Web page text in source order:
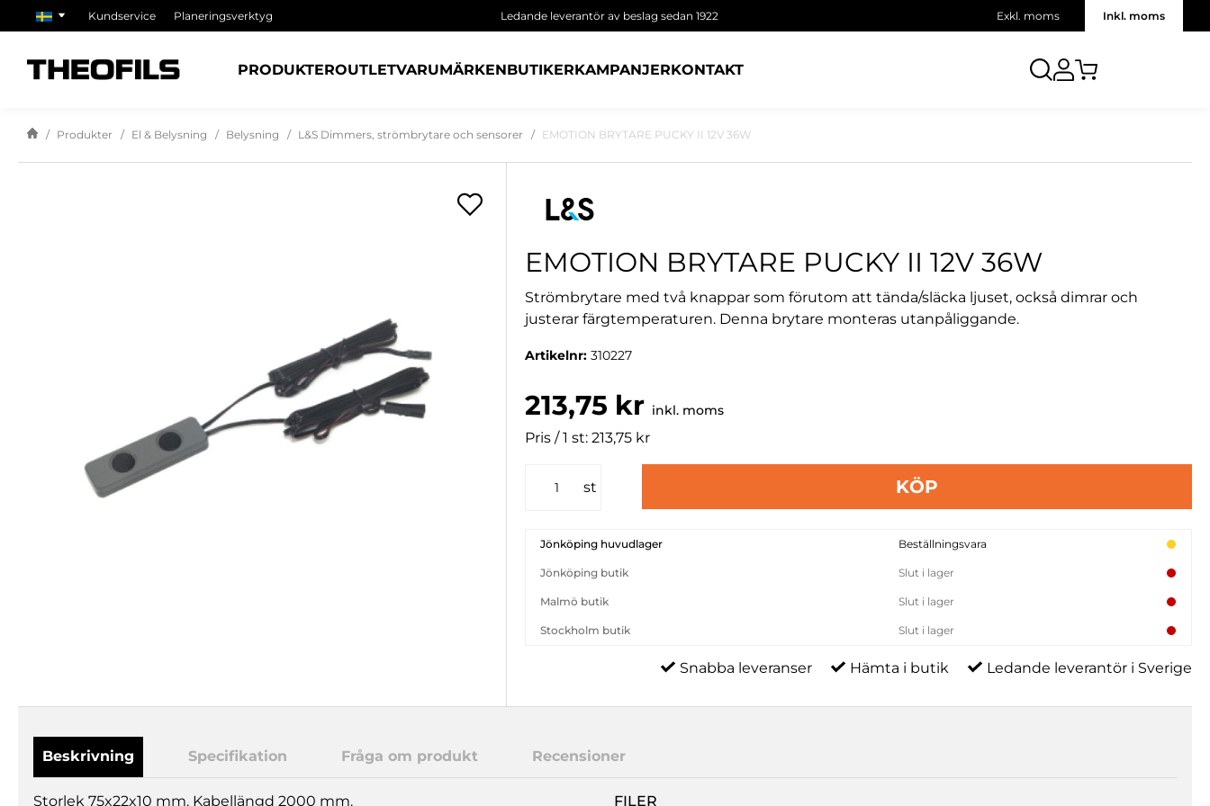
Kundservice Planeringsverktyg Ledande leverantör av beslag sedan 1922 Exkl. moms Inkl. moms
PRODUKTEROUTLETVARUMÄRKENBUTIKERKAMPANJERKONTAKT
Produkter El & Belysning Belysning L&S Dimmers, strömbrytare och sensorer EMOTION BRYTARE PUCKY II 12V 36W
EMOTION BRYTARE PUCKY II 12V 36W
Strömbrytare med två knappar som förutom att tända/släcka ljuset, också dimrar och
justerar färgtemperaturen. Denna brytare monteras utanpåliggande.
Artikelnr:310227
213,75 kr inkl. moms
Pris / 1 st: 213,75 kr
st KÖP
Jönköping huvudlager Beställningsvara
Jönköping butik Slut i lager
Malmö butik Slut i lager
Stockholm butik Slut i lager
Snabba leveranser Hämta i butik Ledande leverantör i Sverige
Beskrivning Specifikation Fråga om produkt Recensioner
Storlek 75x22x10 mm. Kabellängd 2000 mm.
FILER